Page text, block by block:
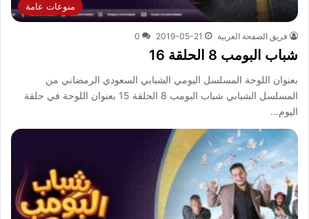
منوعات عامة
فريق الصفحة العربية 2019-05-21
0
شباب البومب 8 الحلقة 16
بعنوان اللوحة المسلسل اليومي الشبابي السعودي الرمضاني من
المسلسل الشبابي شباب البومب 8 الحلقة 15 بعنوان اللوحة في حلقة
اليوم…